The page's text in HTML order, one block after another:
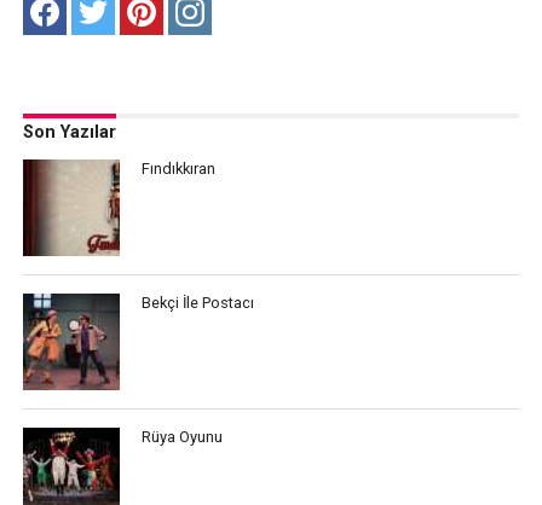
Son Yazılar
Fındıkkıran
Bekçi İle Postacı
Rüya Oyunu